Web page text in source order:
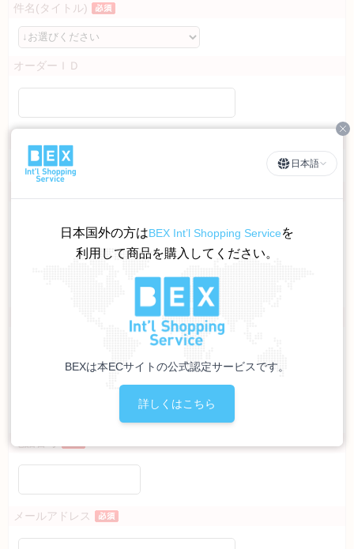
件名(タイトル)
オーダーＩＤ
ペタルシャワーa掛けふとんカバー
（全角カナで入力してください）
メールアドレス
日本語
日本国外の方はBEX Int’l Shopping Serviceを
利用して商品を購入してください。
BEXは本ECサイトの公式認定サービスです。
詳しくはこちら